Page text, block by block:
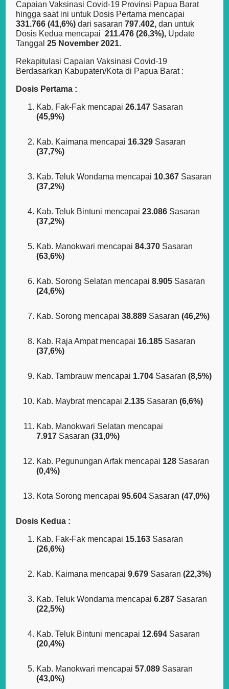
Capaian Vaksinasi Covid-19 Provinsi Papua Barat
hingga saat ini untuk Dosis Pertama mencapai
331.766 (41,6%)dari sasaran797.402, dan untuk
Dosis Kedua mencapai211.476 (26,3%), Update
Tanggal25 November 2021.
Rekapitulasi Capaian Vaksinasi Covid-19
Berdasarkan Kabupaten/Kota di Papua Barat :
Dosis Pertama :
Kab. Fak-Fak mencapai26.147 Sasaran
(45,9%)
Kab. Kaimana mencapai 16.329 Sasaran
(37,7%)
Kab. Teluk Wondama mencapai 10.367 Sasaran
(37,2%)
Kab. Teluk Bintuni mencapai23.086 Sasaran
(37,2%)
Kab. Manokwari mencapai84.370 Sasaran
(63,6%)
Kab. Sorong Selatan mencapai8.905 Sasaran
(24,6%)
Kab. Sorong mencapai38.889 Sasaran(46,2%)
Kab. Raja Ampat mencapai 16.185 Sasaran
(37,6%)
Kab. Tambrauw mencapai 1.704 Sasaran(8,5%)
Kab. Maybrat mencapai2.135 Sasaran(6,6%)
Kab. Manokwari Selatan mencapai
7.917 Sasaran(31,0%)
Kab. Pegunungan Arfak mencapai 128 Sasaran
(0,4%)
Kota Sorong mencapai95.604 Sasaran(47,0%)
Dosis Kedua :
Kab. Fak-Fak mencapai 15.163 Sasaran
(26,6%)
Kab. Kaimana mencapai9.679 Sasaran(22,3%)
Kab. Teluk Wondama mencapai6.287 Sasaran
(22,5%)
Kab. Teluk Bintuni mencapai 12.694 Sasaran
(20,4%)
Kab. Manokwari mencapai57.089 Sasaran
(43,0%)